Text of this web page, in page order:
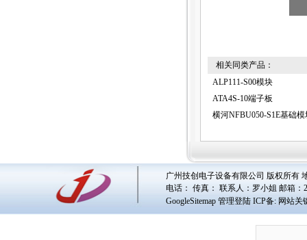
相关同类产品：
ALP111-S00模块
ATA4S-10端子板
横河NFBU050-S1E基础模
广州技创电子设备有限公司 版权所有
电话： 传真： 联系人： 罗小姐 邮箱：
GoogleSitemap 管理登陆 ICP备: 网站关